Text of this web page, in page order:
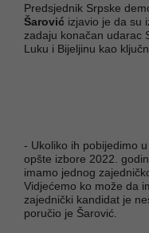
Predsjednik Srpske
Šarović izjavio je da su
zadaju konačan udarac
Luku i Bijeljinu kao
- Ukoliko ih pobijedimo
opšte izbore 2022.
imamo jednog
Vidjećemo ko može da
zajednički kandidat je
poručio je Šarović.